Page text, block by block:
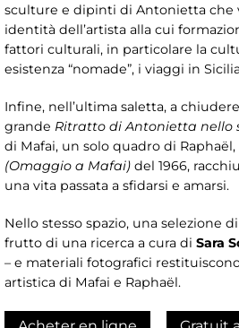
sculture e dipinti di Antonietta che
identità dell’artista alla cui
fattori culturali, in particolare la
esistenza “nomade”, i viaggi in
Infine, nell’ultima saletta, a
grande Ritratto di Antonietta nello
di Mafai, un solo quadro di Raphaël,
(Omaggio a Mafai) del 1966,
una vita passata a sfidarsi e amarsi.
Nello stesso spazio, una selezione
frutto di una ricerca a cura di Sara
– e materiali fotografici
artistica di Mafai e Raphaël.